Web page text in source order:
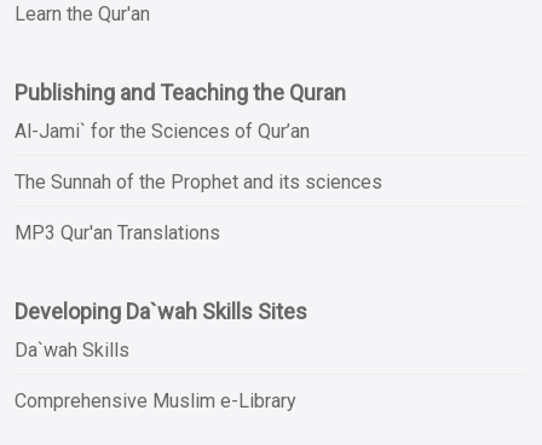
Learn the Qur'an
Publishing and Teaching the Quran
Al-Jami` for the Sciences of Qur’an
The Sunnah of the Prophet and its sciences
MP3 Qur'an Translations
Developing Da`wah Skills Sites
Da`wah Skills
Comprehensive Muslim e-Library